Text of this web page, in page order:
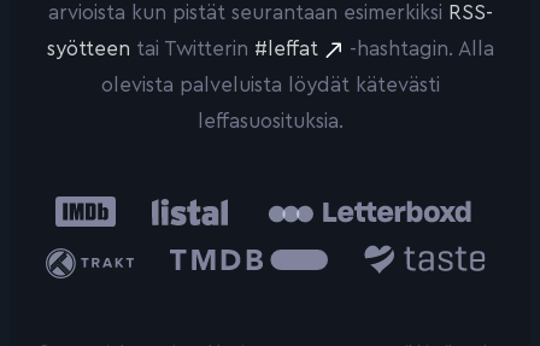
arvioista kun pistät seurantaan esimerkiksi RSS-
syötteen tai Twitterin #leffat
-hashtagin. Alla
olevista palveluista löydät kätevästi
leffasuosituksia.
IMDb Listal
Trakt